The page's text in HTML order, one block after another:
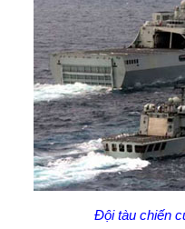
Đội tàu chiến